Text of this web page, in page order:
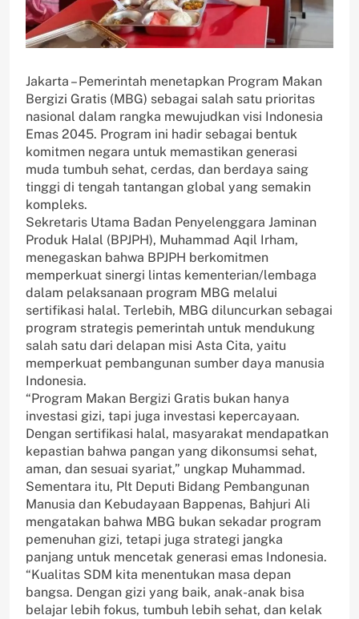
Jakarta – Pemerintah menetapkan Program Makan
Bergizi Gratis (MBG) sebagai salah satu prioritas
nasional dalam rangka mewujudkan visi Indonesia
Emas 2045. Program ini hadir sebagai bentuk
komitmen negara untuk memastikan generasi
muda tumbuh sehat, cerdas, dan berdaya saing
tinggi di tengah tantangan global yang semakin
kompleks.
Sekretaris Utama Badan Penyelenggara Jaminan
Produk Halal (BPJPH), Muhammad Aqil Irham,
menegaskan bahwa BPJPH berkomitmen
memperkuat sinergi lintas kementerian/lembaga
dalam pelaksanaan program MBG melalui
sertifikasi halal. Terlebih, MBG diluncurkan sebagai
program strategis pemerintah untuk mendukung
salah satu dari delapan misi Asta Cita, yaitu
memperkuat pembangunan sumber daya manusia
Indonesia.
“Program Makan Bergizi Gratis bukan hanya
investasi gizi, tapi juga investasi kepercayaan.
Dengan sertifikasi halal, masyarakat mendapatkan
kepastian bahwa pangan yang dikonsumsi sehat,
aman, dan sesuai syariat,” ungkap Muhammad.
Sementara itu, Plt Deputi Bidang Pembangunan
Manusia dan Kebudayaan Bappenas, Bahjuri Ali
mengatakan bahwa MBG bukan sekadar program
pemenuhan gizi, tetapi juga strategi jangka
panjang untuk mencetak generasi emas Indonesia.
“Kualitas SDM kita menentukan masa depan
bangsa. Dengan gizi yang baik, anak-anak bisa
belajar lebih fokus, tumbuh lebih sehat, dan kelak